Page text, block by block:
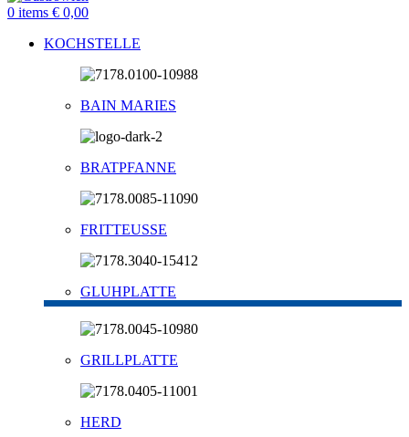
0 items € 0,00
KOCHSTELLE
BAIN MARIES
BRATPFANNE
FRITTEUSSE
GLUHPLATTE
GRILLPLATTE
HERD